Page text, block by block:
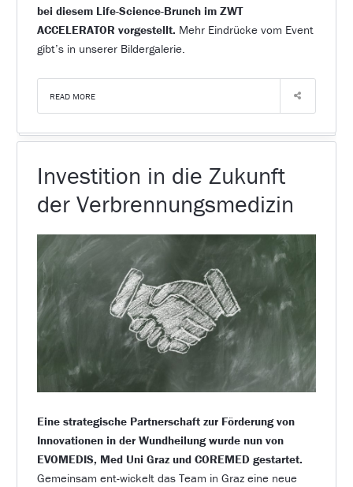
bei diesem Life-Science-Brunch im ZWT
ACCELERATOR vorgestellt. Mehr Eindrücke vom Event
gibt’s in unserer Bildergalerie.
READ MORE
Investition in die Zukunft
der Verbrennungsmedizin
Eine strategische Partnerschaft zur Förderung von
Innovationen in der Wundheilung wurde nun von
EVOMEDIS, Med Uni Graz und COREMED gestartet.
Gemeinsam ent-wickelt das Team in Graz eine neue